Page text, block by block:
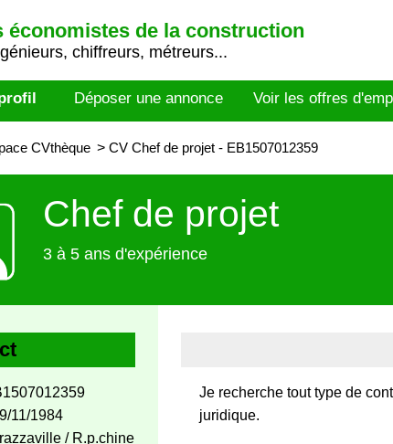
économistes de la construction
chiffreurs, métreurs...
Déposer une annonce Voir les offres
CVthèque > CV Chef de projet - EB1507012359
Chef de projet
3 à 5 ans d'expérience
11/1984
/ R.p.chine
Je recherche tout type de
juridique.